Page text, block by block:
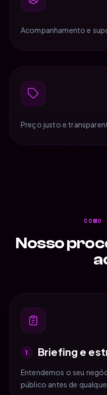
Acompanhamento e
Preço justo e
COMO
Nosso
1 Briefing e
Entendemos o seu
público antes de